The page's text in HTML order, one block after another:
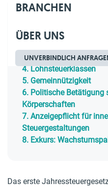
BRANCHEN
ÜBER UNS
UNVERBINDLICH
1. Steuertarif &amp;
Keine rückwirkende
3. Erhöhung des
4. Lohnsteuerklassen
5. Gemeinnützigkeit
6. Politische Betätigung
Körperschaften
7. Anzeigepflicht für
Steuergestaltungen
8. Exkurs:
Das erste